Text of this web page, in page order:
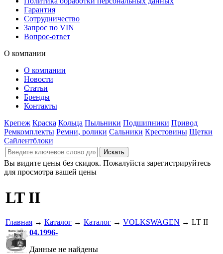
Гарантия
Сотрудничество
Запрос по VIN
Вопрос-ответ
О компании
О компании
Новости
Статьи
Бренды
Контакты
Крепеж Краска Кольца Пыльники Подшипники Привод
Ремкомплекты Ремни, ролики Сальники Крестовины Щетки
Сайлентблоки
Вы видите цены без скидок. Пожалуйста зарегистрируйтесь
для просмотра вашей цены
LT II
Главная → Каталог → Каталог → VOLKSWAGEN → LT II
04.1996-
Данные не найдены